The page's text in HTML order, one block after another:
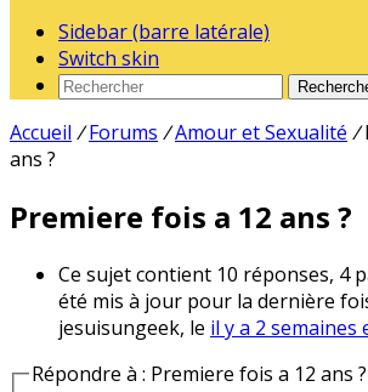
Sidebar (barre latérale)
Switch skin
Accueil / Forums /Amour et Sexualité /
ans ?
Premiere fois a 12 ans ?
Ce sujet contient 10 réponses, 4
été mis à jour pour la dernière
jesuisungeek, le il y a 2 semaines
Répondre à : Premiere fois a 12 ans ?